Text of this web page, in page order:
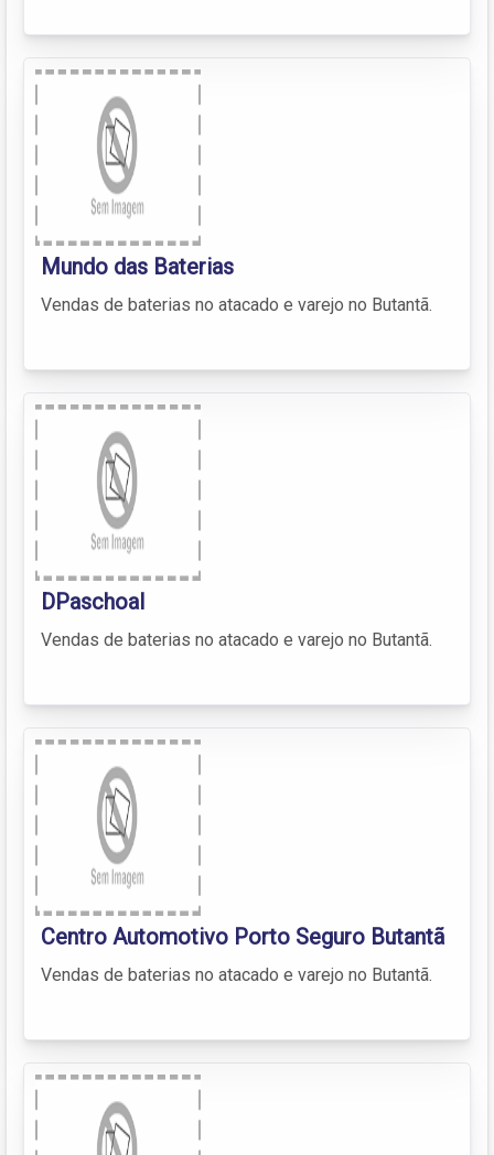
Mundo das Baterias
Vendas de baterias no atacado e varejo no Butantã.
DPaschoal
Vendas de baterias no atacado e varejo no Butantã.
Centro Automotivo Porto Seguro Butantã
Vendas de baterias no atacado e varejo no Butantã.